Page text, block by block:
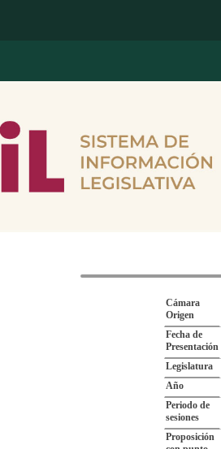
Cámara
Origen
Fecha de
Presentación
Legislatura
Año
Periodo de
sesiones
Proposición